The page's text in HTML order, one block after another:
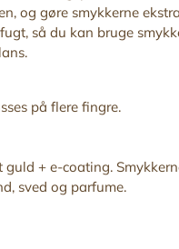
og gøre smykkerne
så du kan bruge
på flere fingre.
+ e-coating.
sved og parfume.